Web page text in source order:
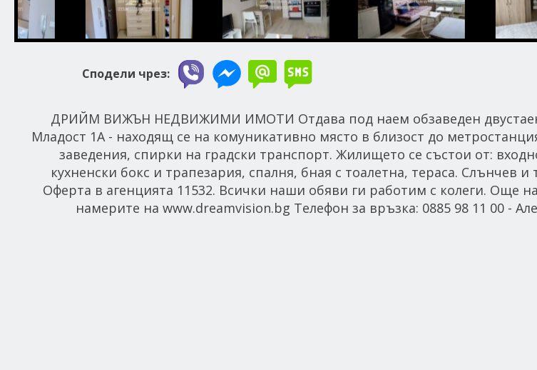
Сподели чрез:
ДРИЙМ ВИЖЪН НЕДВИЖИМИ ИМОТИ Отдава под наем обзаведен
Младост 1А - находящ се на комуникативно място в близост до
заведения, спирки на градски транспорт. Жилището се състои от:
кухненски бокс и трапезария, спалня, бная с тоалетна, тераса. Слънчев
Оферта в агенцията 11532. Всички наши обяви ги работим с колеги. Още
намерите на www.dreamvision.bg Телефон за връзка: 0885 98 11 00 -